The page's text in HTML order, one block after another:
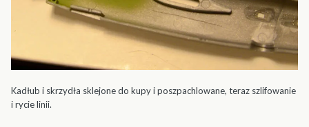
Kadłub i skrzydła sklejone do kupy i poszpachlowane, teraz szlifowanie
i rycie linii.